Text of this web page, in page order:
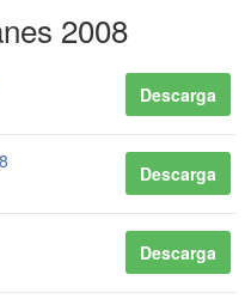
2008
Descarga
Descarga
Descarga